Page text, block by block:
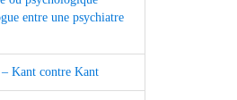
entre une psychiatre
Kant contre Kant